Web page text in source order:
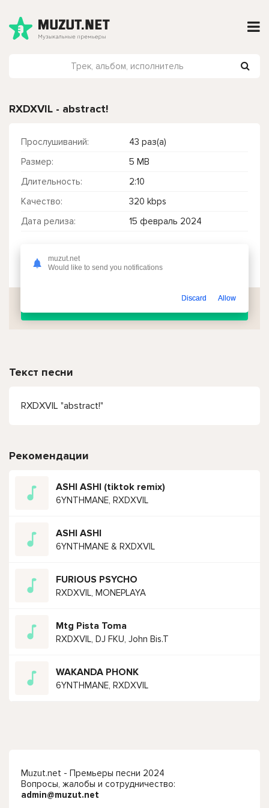
RXDXVIL - abstract!
Прослушиваний:
43 раз(а)
Размер:
5 MB
Длительность:
2:10
Качество:
320 kbps
Дата релиза:
15 февраль 2024
Текст песни
RXDXVIL "abstract!"
Рекомендации
ASHI ASHI (tiktok remix)
6YNTHMANE, RXDXVIL
ASHI ASHI
6YNTHMANE & RXDXVIL
FURIOUS PSYCHO
RXDXVIL, MONEPLAYA
Mtg Pista Toma
RXDXVIL, DJ FKU, John Bis.T
WAKANDA PHONK
6YNTHMANE, RXDXVIL
Muzut.net - Премьеры песни 2024
Вопросы, жалобы и сотрудничество:
admin@muzut.net
muzut.net
Would like to send you notifications
Discard Allow